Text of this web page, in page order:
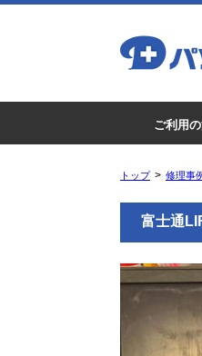
ご利用
トップ 修理事
富士通